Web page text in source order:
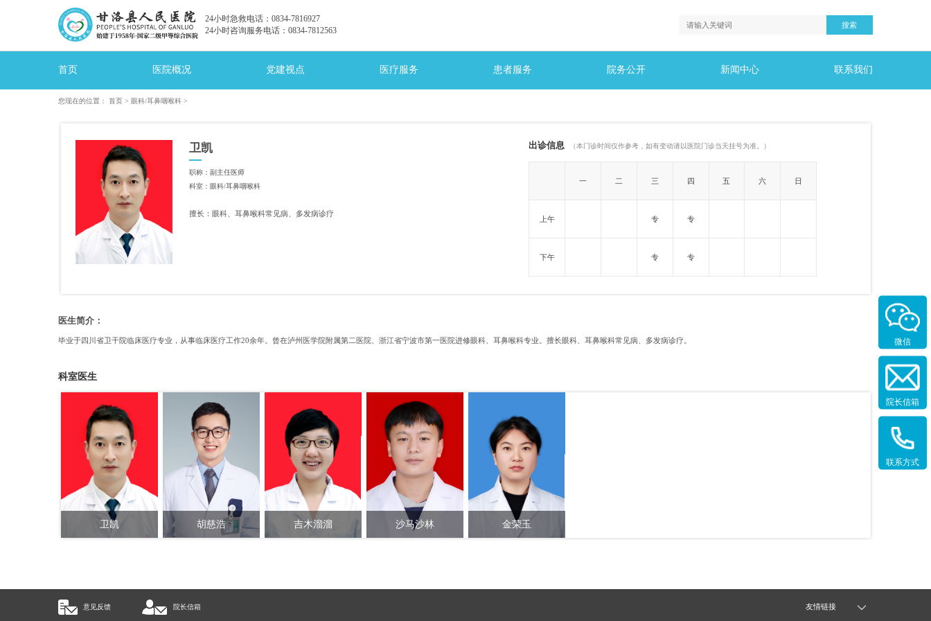
24小时急救电话：0834-7816927
24小时咨询服务电话：0834-7812563
首页 医院概况 党建视点 医疗服务 患者服务 院务公开 新闻中心 联系我们
您现在的位置： 首页 > 眼科/耳鼻咽喉科 >
卫凯
职称：副主任医师
科室：眼科/耳鼻咽喉科
擅长：眼科、耳鼻喉科常见病、多发病诊疗
出诊信息 （本门诊时间仅作参考，如有变动请以医院门诊当天挂号为准。）
一 二 三 四 五 六 日
上午 专 专
下午 专 专
医生简介：
毕业于四川省卫干院临床医疗专业，从事临床医疗工作20余年。曾在泸州医学院附属第二医院、浙江省宁波市第一医院进修眼科、耳鼻喉科专业。擅长眼科、耳鼻喉科常见病、多发病诊疗。
科室医生
卫凯 胡慈浩 吉木溜溜 沙马沙林 金荣玉
微信
院长信箱
联系方式
意见反馈 院长信箱 友情链接